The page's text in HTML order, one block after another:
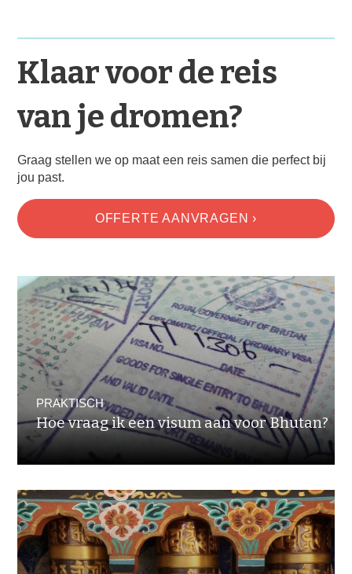
Klaar voor de reis
van je dromen?
Graag stellen we op maat een reis samen die perfect bij
jou past.
OFFERTE AANVRAGEN ›
PRAKTISCH
Hoe vraag ik een visum aan voor Bhutan?